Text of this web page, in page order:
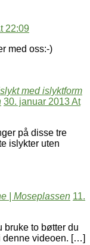
22:09
med oss:-)
med islyktform
30. januar 2013 At
på disse tre
islykter uten
| Moseplassen 11.
bruke to bøtter du
denne videoen. […]